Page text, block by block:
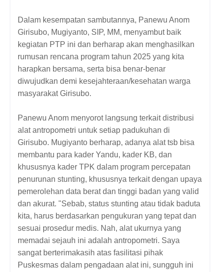
Dalam kesempatan sambutannya, Panewu Anom
Girisubo, Mugiyanto, SIP, MM, menyambut baik
kegiatan PTP ini dan berharap akan menghasilkan
rumusan rencana program tahun 2025 yang kita
harapkan bersama, serta bisa benar-benar
diwujudkan demi kesejahteraan/kesehatan warga
masyarakat Girisubo.
Panewu Anom menyorot langsung terkait distribusi
alat antropometri untuk setiap padukuhan di
Girisubo. Mugiyanto berharap, adanya alat tsb bisa
membantu para kader Yandu, kader KB, dan
khususnya kader TPK dalam program percepatan
penurunan stunting, khususnya terkait dengan upaya
pemerolehan data berat dan tinggi badan yang valid
dan akurat. "Sebab, status stunting atau tidak baduta
kita, harus berdasarkan pengukuran yang tepat dan
sesuai prosedur medis. Nah, alat ukurnya yang
memadai sejauh ini adalah antropometri. Saya
sangat berterimakasih atas fasilitasi pihak
Puskesmas dalam pengadaan alat ini, sungguh ini